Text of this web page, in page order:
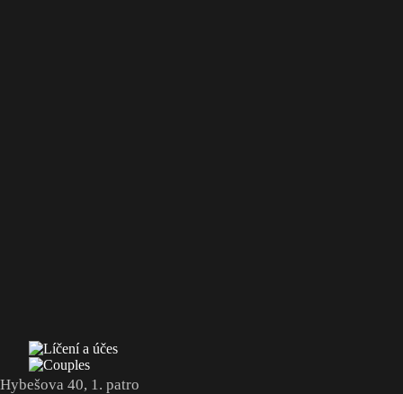
Hybešova 40, 1. patro